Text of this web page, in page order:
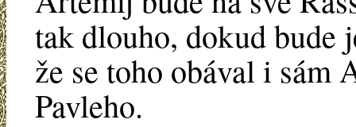
tak dlouho, dokud bude
že se toho obával i sám
Pavleho.